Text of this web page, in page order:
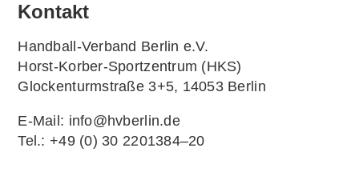
Kon­takt
Hand­ball-Ver­band Ber­lin e.V.
Horst-Korb­er-Sport­zen­trum (HKS)
Glo­cken­turm­stra­ße 3+5, 14053 Berlin
E‑Mail: info@hvberlin.de
Tel.: +49 (0) 30 2201384–20